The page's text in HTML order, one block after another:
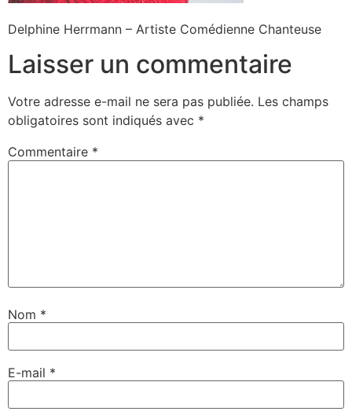
Delphine Herrmann – Artiste Comédienne Chanteuse
Laisser un commentaire
Votre adresse e-mail ne sera pas publiée. Les champs
obligatoires sont indiqués avec *
Commentaire *
Nom *
E-mail *